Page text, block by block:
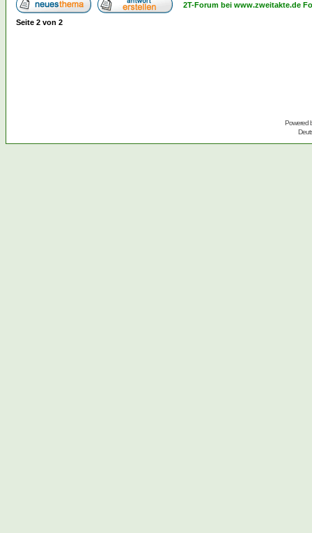
2T-Forum bei www.zweitakte.de
Seite 2 von 2
Powered